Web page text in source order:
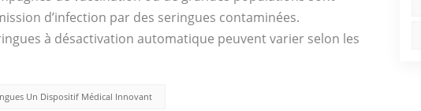
d’infection par des seringues contaminées.
à désactivation automatique peuvent varier selon les
Un Dispositif Médical Innovant